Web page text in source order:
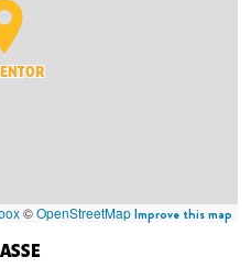
©OpenStreetMapImprove this map